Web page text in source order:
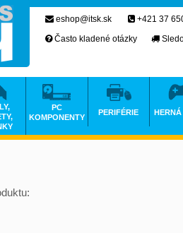
eshop@itsk.sk +421 37
Často kladené otázky
PC
KOMPONENTY
PERIFÉRIE